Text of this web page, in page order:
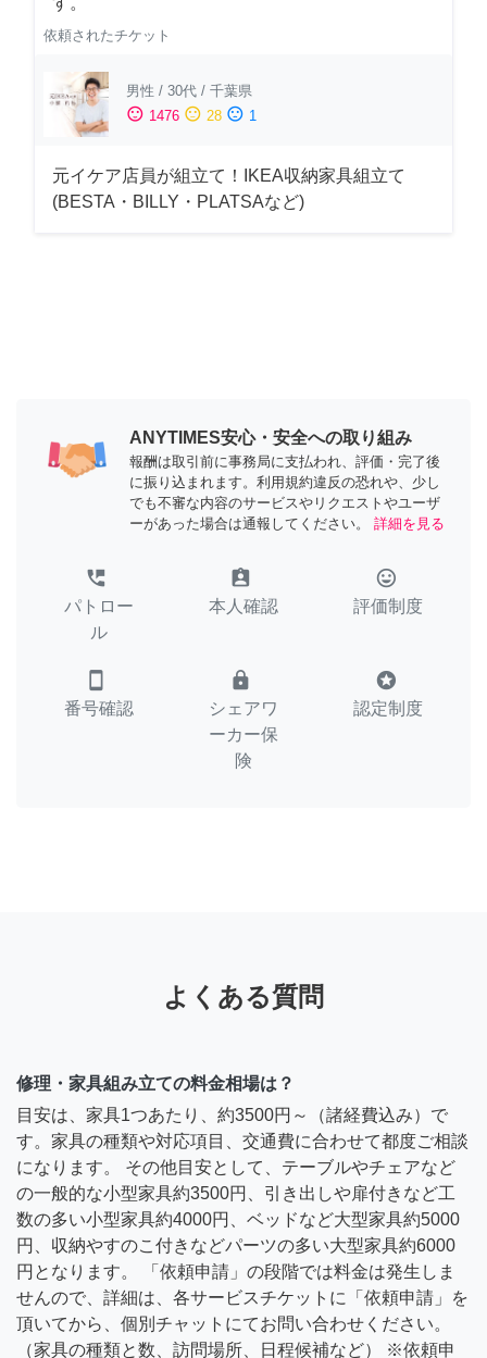
依頼されたチケット
男性 / 30代 / 千葉県
sentiment_satisfied 1476 sentiment_neutral 28 sentiment_dissatisfied 1
元イケア店員が組立て！IKEA収納家具組立て
(BESTA・BILLY・PLATSAなど)
ANYTIMES安心・安全への取り組み
報酬は取引前に事務局に支払われ、評価・完了後
に振り込まれます。利用規約違反の恐れや、少し
でも不審な内容のサービスやリクエストやユーザ
ーがあった場合は通報してください。
詳細を見る
perm_phone_msg
パトロー
ル
assignment_ind
本人確認
tag_faces
評価制度
smartphone
番号確認
lock
シェアワ
ーカー保
険
stars
認定制度
よくある質問
修理・家具組み立ての料金相場は？
目安は、家具1つあたり、約3500円～（諸経費込み）で
す。家具の種類や対応項目、交通費に合わせて都度ご相談
になります。 その他目安として、テーブルやチェアなど
の一般的な小型家具約3500円、引き出しや扉付きなど工
数の多い小型家具約4000円、ベッドなど大型家具約5000
円、収納やすのこ付きなどパーツの多い大型家具約6000
円となります。 「依頼申請」の段階では料金は発生しま
せんので、詳細は、各サービスチケットに「依頼申請」を
頂いてから、個別チャットにてお問い合わせください。
（家具の種類と数、訪問場所、日程候補など） ※依頼申